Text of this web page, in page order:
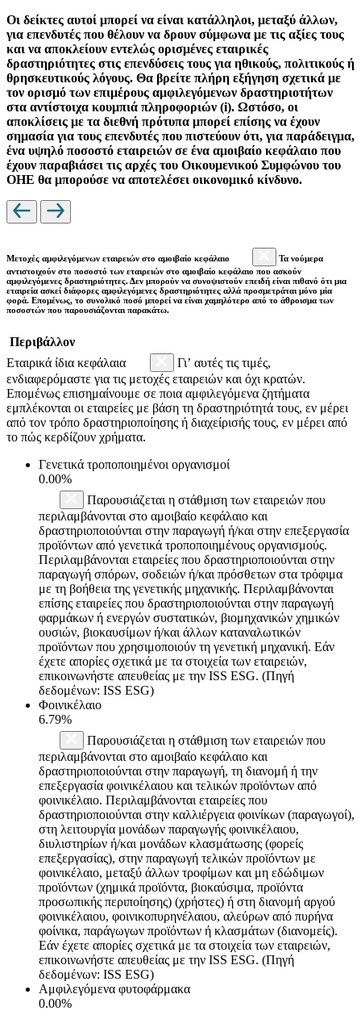
Οι δείκτες αυτοί μπορεί να είναι κατάλληλοι, μεταξύ άλλων,
για επενδυτές που θέλουν να δρουν σύμφωνα με τις αξίες τους
και να αποκλείουν εντελώς ορισμένες εταιρικές
δραστηριότητες στις επενδύσεις τους για ηθικούς, πολιτικούς ή
θρησκευτικούς λόγους. Θα βρείτε πλήρη εξήγηση σχετικά με
τον ορισμό των επιμέρους αμφιλεγόμενων δραστηριοτήτων
στα αντίστοιχα κουμπιά πληροφοριών (i). Ωστόσο, οι
αποκλίσεις με τα διεθνή πρότυπα μπορεί επίσης να έχουν
σημασία για τους επενδυτές που πιστεύουν ότι, για παράδειγμα,
ένα υψηλό ποσοστό εταιρειών σε ένα αμοιβαίο κεφάλαιο που
έχουν παραβιάσει τις αρχές του Οικουμενικού Συμφώνου του
ΟΗΕ θα μπορούσε να αποτελέσει οικονομικό κίνδυνο.
Μετοχές αμφιλεγόμενων εταιρειών στο αμοιβαίο κεφάλαιο
Τα νούμερα
αντιστοιχούν στο ποσοστό των εταιρειών στο αμοιβαίο κεφάλαιο που ασκούν
αμφιλεγόμενες δραστηριότητες. Δεν μπορούν να συνοψιστούν επειδή είναι πιθανό ότι μια
εταιρεία ασκεί διάφορες αμφιλεγόμενες δραστηριότητες αλλά προσμετράται μόνο μία
φορά. Επομένως, το συνολικό ποσό μπορεί να είναι χαμηλότερο από το άθροισμα των
ποσοστών που παρουσιάζονται παρακάτω.
Περιβάλλον
Εταιρικά ίδια κεφάλαια
Γι’ αυτές τις τιμές,
ενδιαφερόμαστε για τις μετοχές εταιρειών και όχι κρατών.
Επομένως επισημαίνουμε σε ποια αμφιλεγόμενα ζητήματα
εμπλέκονται οι εταιρείες με βάση τη δραστηριότητά τους, εν μέρει
από τον τρόπο δραστηριοποίησης ή διαχείρισής τους, εν μέρει από
το πώς κερδίζουν χρήματα.
Γενετικά τροποποιημένοι οργανισμοί
0.00%
Παρουσιάζεται η στάθμιση των εταιρειών που
περιλαμβάνονται στο αμοιβαίο κεφάλαιο και
δραστηριοποιούνται στην παραγωγή ή/και στην επεξεργασία
προϊόντων από γενετικά τροποποιημένους οργανισμούς.
Περιλαμβάνονται εταιρείες που δραστηριοποιούνται στην
παραγωγή σπόρων, σοδειών ή/και πρόσθετων στα τρόφιμα
με τη βοήθεια της γενετικής μηχανικής. Περιλαμβάνονται
επίσης εταιρείες που δραστηριοποιούνται στην παραγωγή
φαρμάκων ή ενεργών συστατικών, βιομηχανικών χημικών
ουσιών, βιοκαυσίμων ή/και άλλων καταναλωτικών
προϊόντων που χρησιμοποιούν τη γενετική μηχανική. Εάν
έχετε απορίες σχετικά με τα στοιχεία των εταιρειών,
επικοινωνήστε απευθείας με την ISS ESG. (Πηγή
δεδομένων: ISS ESG)
Φοινικέλαιο
6.79%
Παρουσιάζεται η στάθμιση των εταιρειών που
περιλαμβάνονται στο αμοιβαίο κεφάλαιο και
δραστηριοποιούνται στην παραγωγή, τη διανομή ή την
επεξεργασία φοινικέλαιου και τελικών προϊόντων από
φοινικέλαιο. Περιλαμβάνονται εταιρείες που
δραστηριοποιούνται στην καλλιέργεια φοινίκων (παραγωγοί),
στη λειτουργία μονάδων παραγωγής φοινικέλαιου,
διυλιστηρίων ή/και μονάδων κλασμάτωσης (φορείς
επεξεργασίας), στην παραγωγή τελικών προϊόντων με
φοινικέλαιο, μεταξύ άλλων τροφίμων και μη εδώδιμων
προϊόντων (χημικά προϊόντα, βιοκαύσιμα, προϊόντα
προσωπικής περιποίησης) (χρήστες) ή στη διανομή αργού
φοινικέλαιου, φοινικοπυρηνέλαιου, αλεύρων από πυρήνα
φοίνικα, παράγωγων προϊόντων ή κλασμάτων (διανομείς).
Εάν έχετε απορίες σχετικά με τα στοιχεία των εταιρειών,
επικοινωνήστε απευθείας με την ISS ESG. (Πηγή
δεδομένων: ISS ESG)
Αμφιλεγόμενα φυτοφάρμακα
0.00%